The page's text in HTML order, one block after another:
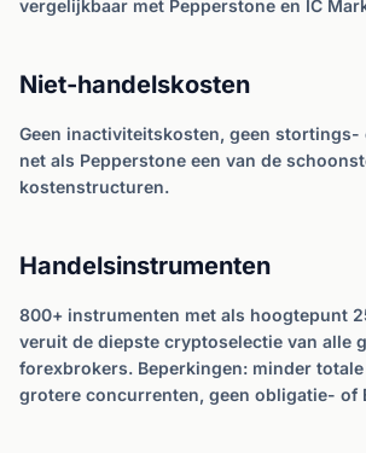
vergelijkbaar met Pepperstone en IC
Niet-handelskosten
Geen inactiviteitskosten, geen stortings-
net als Pepperstone een van de
kostenstructuren.
Handelsinstrumenten
800+ instrumenten met als hoogtepunt
veruit de diepste cryptoselectie van alle
forexbrokers. Beperkingen: minder
grotere concurrenten, geen obligatie- of